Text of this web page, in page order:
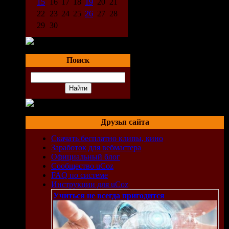
15
16 17 18 19 20 21
22
23 24 25 26 27 28
29 30
Поиск
Друзья сайта
Скачать бесплатно клипы, кино
Заработок для вебмастера
Официальный блог
Сообщество uCoz
FAQ по системе
Инструкции для uCoz
Учиться не всегда пригодится